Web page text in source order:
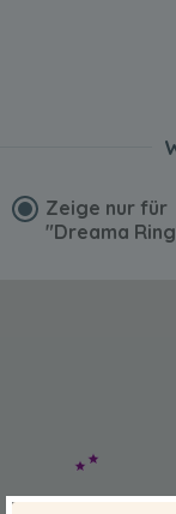
Zeige nur für
"Dreama